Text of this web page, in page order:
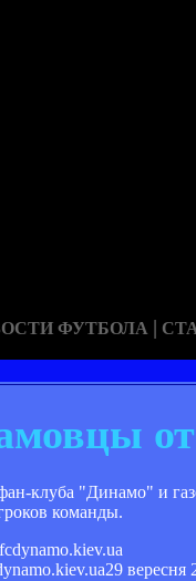
ФУТБОЛА |
клуба "Динамо" и
команды.
29 вересня